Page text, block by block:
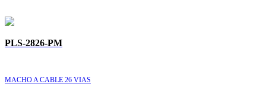
PLS-2826-PM
MACHO A CABLE 26 VIAS